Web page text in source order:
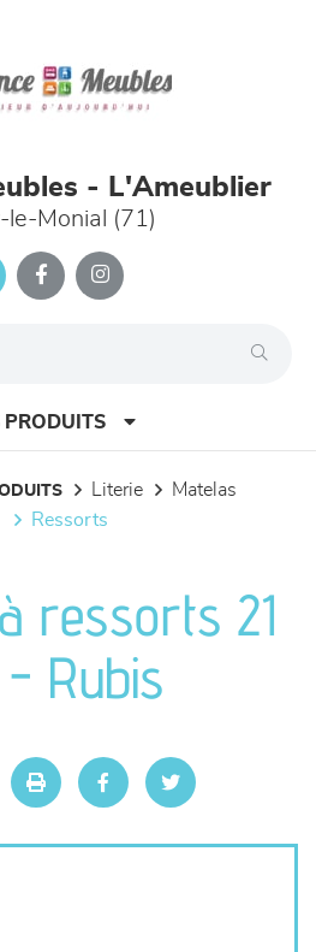
- L'Ameublier
le-Monial (71)
PRODUITS
literie
matelas
ressorts
ressorts 21
Rubis